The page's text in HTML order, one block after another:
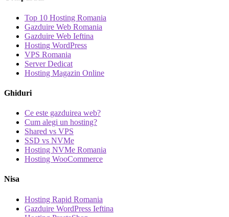
Top 10 Hosting Romania
Gazduire Web Romania
Gazduire Web Ieftina
Hosting WordPress
VPS Romania
Server Dedicat
Hosting Magazin Online
Ghiduri
Ce este gazduirea web?
Cum alegi un hosting?
Shared vs VPS
SSD vs NVMe
Hosting NVMe Romania
Hosting WooCommerce
Nisa
Hosting Rapid Romania
Gazduire WordPress Ieftina